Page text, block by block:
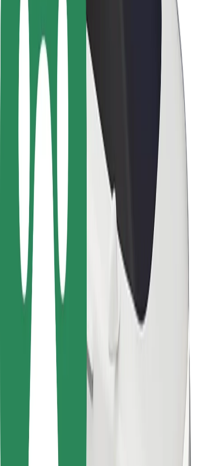
Varnost voznikov
Varnost skirojev
Varnostni kotiček
Mesta
Lokacije
Rešitve za mesto
Letališča
Bolt polnilne postaje
Pomoč
Za potnike
Za voznike
Za dostavljavce
Bolt Food
Za lastnike voznih parkov
Za restavracije
Bolt za podjetja
Pogoji poslovanja
Piškotki
Varnost
Do vožnje v nekaj minutah!
Prenesi aplikacijo Bolt
Prenesi aplikacijo Bolt Food